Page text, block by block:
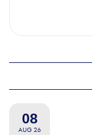
08
AUG 26